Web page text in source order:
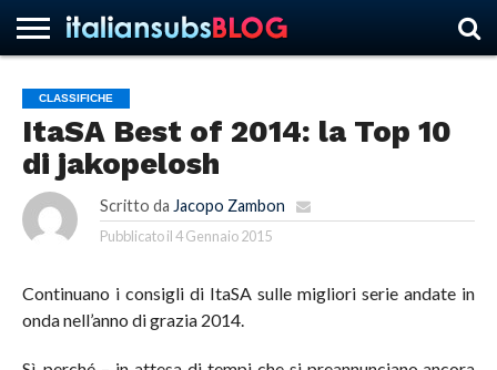
HOME
NEWS
ASCOLTI
RECENSIONI
INTERVISTE
CURIOSITÀ
CHI
SIAMO
CONTATTACI
FORUM
ITALIANSUBS
CLASSIFICHE
ItaSA Best of 2014: la Top 10
di jakopelosh
Scritto da Jacopo Zambon
Pubblicato il4 Gennaio 2015
Continuano i consigli di ItaSA sulle migliori serie andate in
onda nell’anno di grazia 2014.